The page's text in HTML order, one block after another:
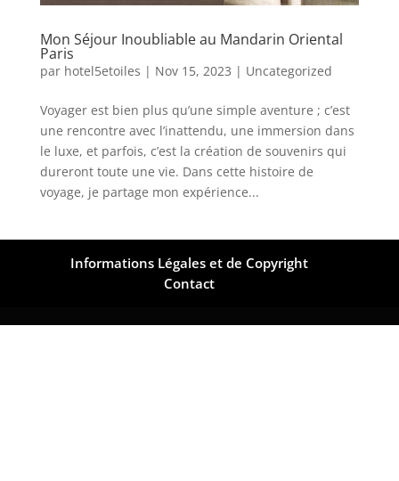
Mon Séjour Inoubliable au Mandarin Oriental
Paris
par hotel5etoiles | Nov 15, 2023 | Uncategorized
Voyager est bien plus qu’une simple aventure ; c’est
une rencontre avec l’inattendu, une immersion dans
le luxe, et parfois, c’est la création de souvenirs qui
dureront toute une vie. Dans cette histoire de
voyage, je partage mon expérience...
Informations Légales et de Copyright
Contact